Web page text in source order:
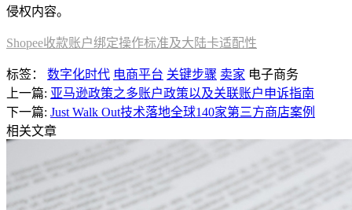
侵权内容。
Shopee收款账户绑定操作标准及大陆卡适配性
标签： 数字化时代 电商平台 关键步骤 卖家 电子商务
上一篇: 亚马逊政策之多账户政策以及关联账户申诉指南
下一篇: Just Walk Out技术落地全球140家第三方商店案例
相关文章